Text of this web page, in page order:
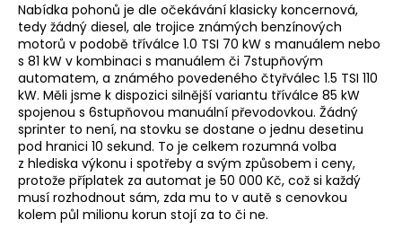
Nabídka pohonů je dle očekávání klasicky koncernová,
tedy žádný diesel, ale trojice známých benzínových
motorů v podobě tříválce 1.0 TSI 70 kW s manuálem nebo
s 81 kW v kombinaci s manuálem či 7stupňovým
automatem, a známého povedeného čtyřválec 1.5 TSI 110
kW. Měli jsme k dispozici silnější variantu tříválce 85 kW
spojenou s 6stupňovou manuální převodovkou. Žádný
sprinter to není, na stovku se dostane o jednu desetinu
pod hranici 10 sekund. To je celkem rozumná volba
z hlediska výkonu i spotřeby a svým způsobem i ceny,
protože příplatek za automat je 50 000 Kč, což si každý
musí rozhodnout sám, zda mu to v autě s cenovkou
kolem půl milionu korun stojí za to či ne.